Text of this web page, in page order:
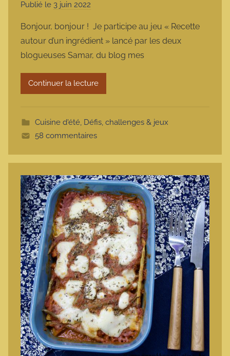
Publié le 3 juin 2022
r
m
a
r
m
t
e
Bonjour, bonjour ! Je participe au jeu « Recette
autour d’un ingrédient » lancé par les deux
blogueuses Samar, du blog mes
Continuer la lecture
Cuisine d'été, Défis, challenges & jeux
58 commentaires